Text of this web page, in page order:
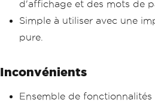
d'affichage et des mots de
Simple à utiliser avec une
pure.
Inconvénients
Ensemble de